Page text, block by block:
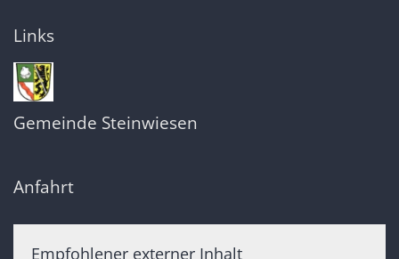
Links
Gemeinde Steinwiesen
Anfahrt
Empfohlener externer Inhalt